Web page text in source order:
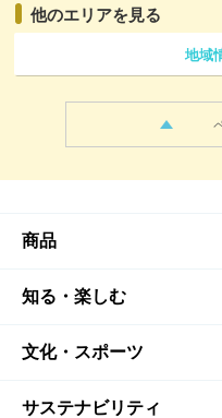
他のエリアを見る
地域
商品
商品TOP
商品一覧
商品発売情報
知る・楽しむ
知る・楽しむTOP
キャンペーン
文化・スポーツ
文化・スポーツTOP
サステナビリティ